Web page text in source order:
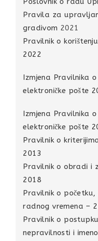
Pravila za
gradivom 2021
Pravilnik o
2022
Izmjena Pravilnika
elektroničke pošte
Izmjena Pravilnika
elektroničke pošte
Pravilnik o
2013
Pravilnik o obradi i
2018
Pravilnik o
radnog vremena –
Pravilnik o
nepravilnosti i